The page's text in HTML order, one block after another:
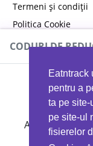
Eatntrack
pentru a
ta pe site-
pe site-ul
fisierelor
Termeni și condiții
Politica Cookie
Politica de
CODURI DE
Ai 40%